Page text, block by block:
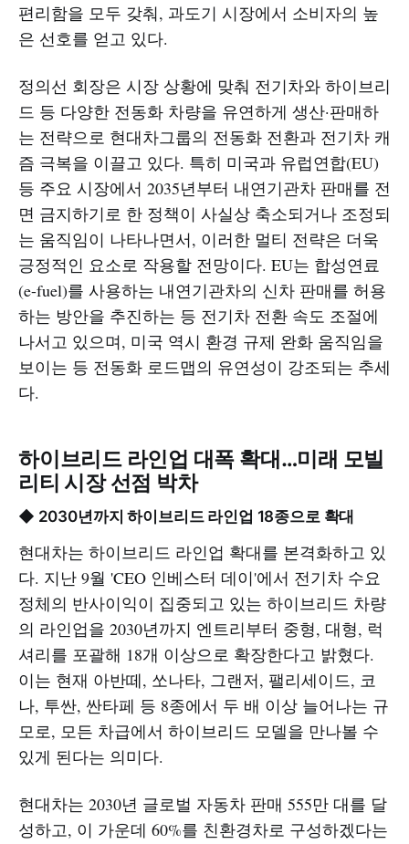
편리함을 모두 갖춰, 과도기 시장에서 소비자의 높
은 선호를 얻고 있다.
정의선 회장은 시장 상황에 맞춰 전기차와 하이브리
드 등 다양한 전동화 차량을 유연하게 생산·판매하
는 전략으로 현대차그룹의 전동화 전환과 전기차 캐
즘 극복을 이끌고 있다. 특히 미국과 유럽연합(EU)
등 주요 시장에서 2035년부터 내연기관차 판매를 전
면 금지하기로 한 정책이 사실상 축소되거나 조정되
는 움직임이 나타나면서, 이러한 멀티 전략은 더욱
긍정적인 요소로 작용할 전망이다. EU는 합성연료
(e-fuel)를 사용하는 내연기관차의 신차 판매를 허용
하는 방안을 추진하는 등 전기차 전환 속도 조절에
나서고 있으며, 미국 역시 환경 규제 완화 움직임을
보이는 등 전동화 로드맵의 유연성이 강조되는 추세
다.
하이브리드 라인업 대폭 확대…미래 모빌
리티 시장 선점 박차
◆ 2030년까지 하이브리드 라인업 18종으로 확대
현대차는 하이브리드 라인업 확대를 본격화하고 있
다. 지난 9월 'CEO 인베스터 데이'에서 전기차 수요
정체의 반사이익이 집중되고 있는 하이브리드 차량
의 라인업을 2030년까지 엔트리부터 중형, 대형, 럭
셔리를 포괄해 18개 이상으로 확장한다고 밝혔다.
이는 현재 아반떼, 쏘나타, 그랜저, 팰리세이드, 코
나, 투싼, 싼타페 등 8종에서 두 배 이상 늘어나는 규
모로, 모든 차급에서 하이브리드 모델을 만나볼 수
있게 된다는 의미다.
현대차는 2030년 글로벌 자동차 판매 555만 대를 달
성하고, 이 가운데 60%를 친환경차로 구성하겠다는